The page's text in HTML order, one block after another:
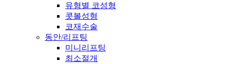
유형별 코성형
콧볼성형
코재수술
동안/리프팅
미니리프팅
최소절개